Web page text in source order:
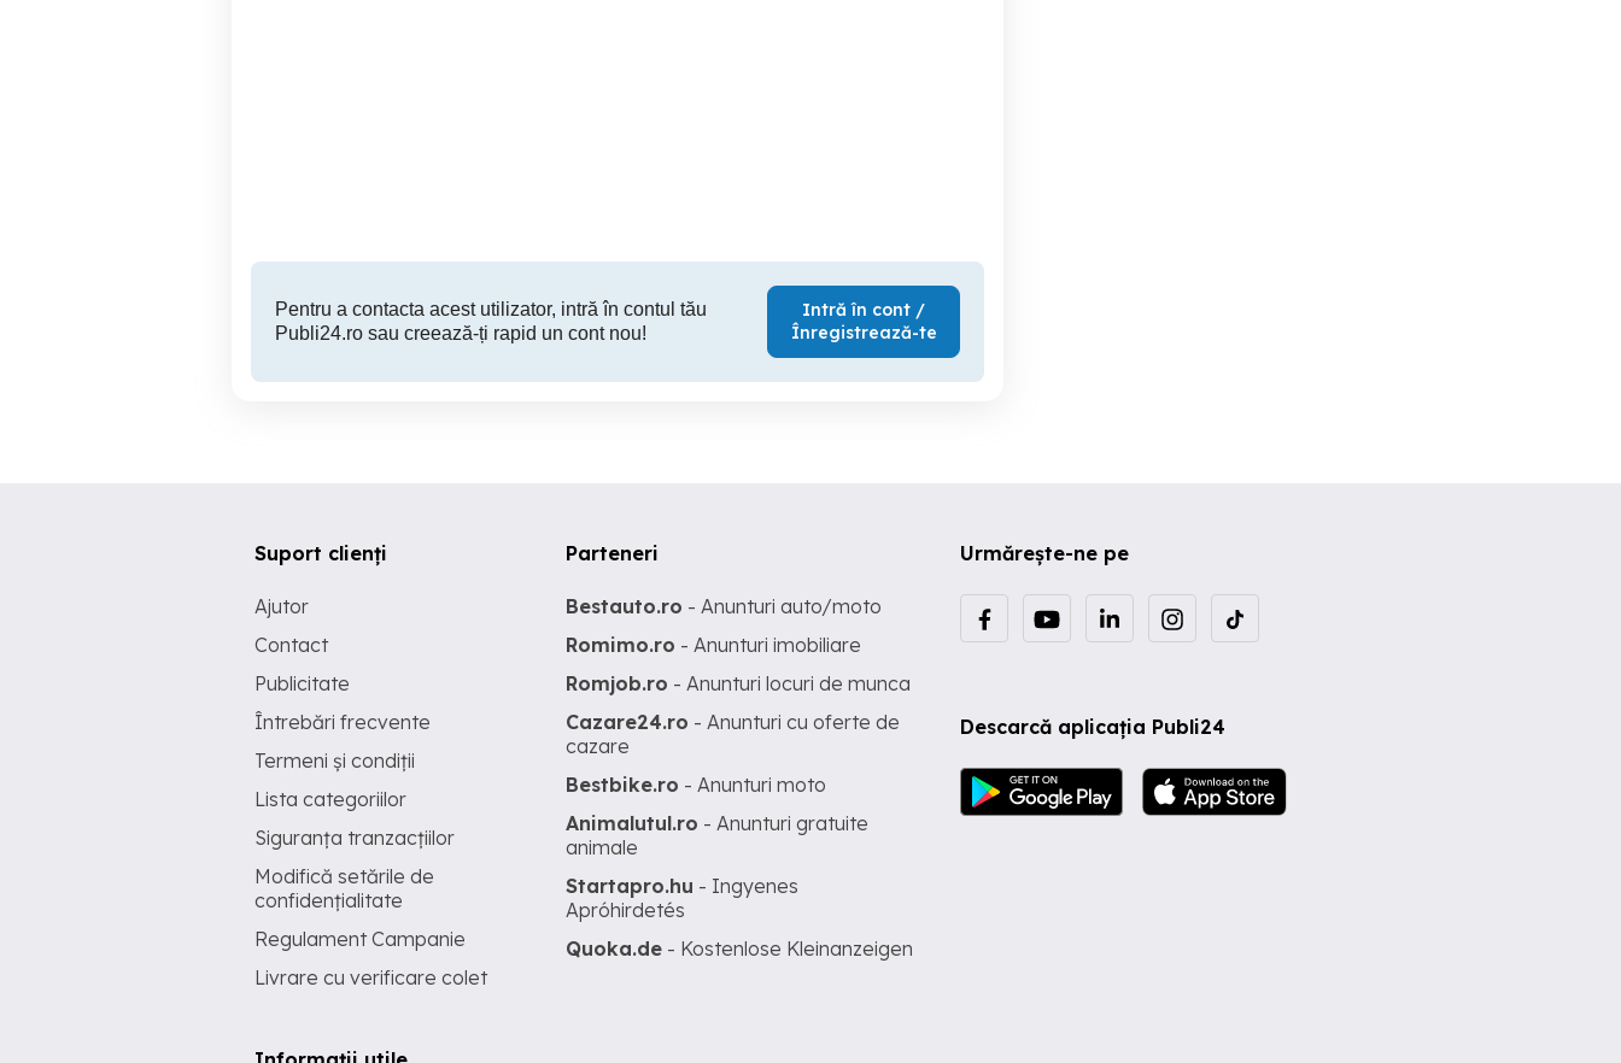
Pentru a contacta acest utilizator, intră în contul tău
Publi24.ro sau creează-ți rapid un cont nou!
Intră în cont /
Înregistrează-te
Urmărește-ne pe
Descarcă aplicația Publi24
Suport clienți
Ajutor
Contact
Publicitate
Întrebări frecvente
Termeni și condiții
Lista categoriilor
Siguranța tranzacțiilor
Modifică setările de
confidențialitate
Regulament Campanie
Livrare cu verificare colet
Parteneri
Bestauto.ro - Anunturi auto/moto
Romimo.ro - Anunturi imobiliare
Romjob.ro - Anunturi locuri de munca
Cazare24.ro - Anunturi cu oferte de
cazare
Bestbike.ro - Anunturi moto
Animalutul.ro - Anunturi gratuite
animale
Startapro.hu - Ingyenes
Apróhirdetés
Quoka.de - Kostenlose Kleinanzeigen